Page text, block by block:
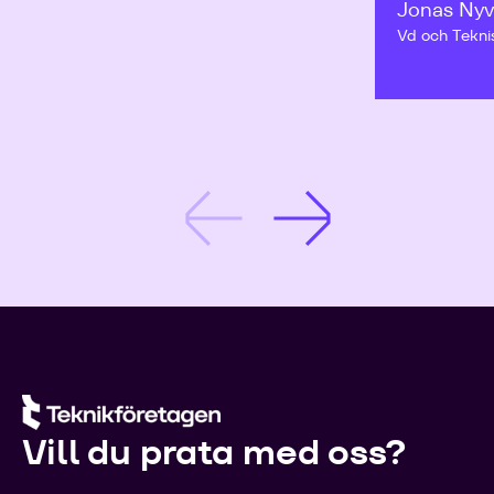
Jonas
Vd och
Vill du prata med oss?